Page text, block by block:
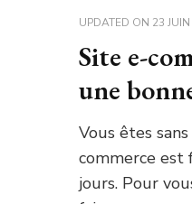
UPDATED ON 23
Site e-
une
Vous êtes
commerce
jours. Pour